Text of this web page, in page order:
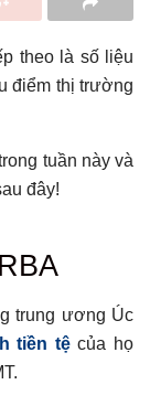
theo là số liệu
điểm thị trường
tuần này và
đây!
trung ương Úc
tiền tệcủa họ